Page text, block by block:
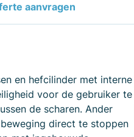
aanvragen
en hefcilinder met interne
voor de gebruiker te
de scharen. Ander
direct te stoppen